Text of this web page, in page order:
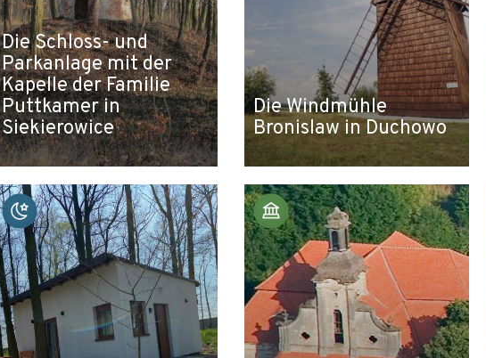
Die Schloss- und
Parkanlage mit der
Kapelle der Familie
Puttkamer in
Siekierowice
Die Windmühle
Bronislaw in Duchowo